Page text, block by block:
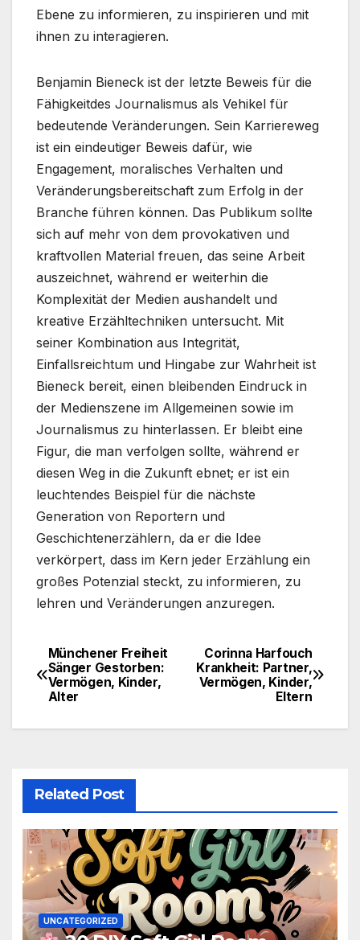
Ebene zu informieren, zu inspirieren und mit
ihnen zu interagieren.
Benjamin Bieneck ist der letzte Beweis für die
Fähigkeitdes Journalismus als Vehikel für
bedeutende Veränderungen. Sein Karriereweg
ist ein eindeutiger Beweis dafür, wie
Engagement, moralisches Verhalten und
Veränderungsbereitschaft zum Erfolg in der
Branche führen können. Das Publikum sollte
sich auf mehr von dem provokativen und
kraftvollen Material freuen, das seine Arbeit
auszeichnet, während er weiterhin die
Komplexität der Medien aushandelt und
kreative Erzähltechniken untersucht. Mit
seiner Kombination aus Integrität,
Einfallsreichtum und Hingabe zur Wahrheit ist
Bieneck bereit, einen bleibenden Eindruck in
der Medienszene im Allgemeinen sowie im
Journalismus zu hinterlassen. Er bleibt eine
Figur, die man verfolgen sollte, während er
diesen Weg in die Zukunft ebnet; er ist ein
leuchtendes Beispiel für die nächste
Generation von Reportern und
Geschichtenerzählern, da er die Idee
verkörpert, dass im Kern jeder Erzählung ein
großes Potenzial steckt, zu informieren, zu
lehren und Veränderungen anzuregen.
Post
navigation
Corinna Harfouch
Krankheit: Partner,
Vermögen, Kinder,
Eltern
Münchener Freiheit
Sänger Gestorben:
Vermögen, Kinder,
Alter
Related Post
UNCATEGORIZED